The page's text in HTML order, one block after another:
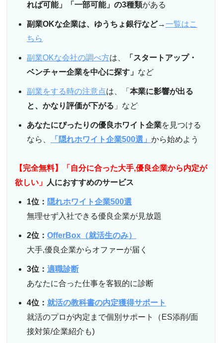
れば可能」「一部可能」の3種類がある
副業OKな企業は、ゆうちょ銀行など→一覧はこ
ちら
副業OKな会社の調べ方は、
「スタートアップ・
ベンチャー企業を中心に探す」 など
副業をする時の注意点は、「 本業に影響が出る
と、かなり評価が下がる 」など
あなたにぴったりの優良ホワイト企業を見つける
なら、
「隠れホワイト企業500選」 から始めよう
【完全無料】「自分に合った大手,優良企業から内定が
欲しい」
人におすすめのサービス
1位： 隠れホワイト企業500選
無理せず入社できる優良企業が見放題
2位： OfferBox（就活生のみ）
大手,優良企業からオファーが届く
3位： 適職診断
あなたに合った仕事を客観的に診断
4位： 就活の教科書の内定獲得サポート
就活のプロが内定まで個別サポート（ES添削/面
接対策/企業紹介も)